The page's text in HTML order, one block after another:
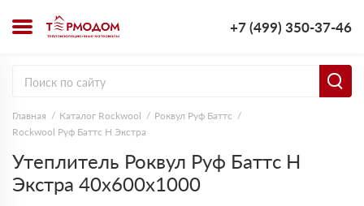
+7 (499) 350-37-46
Главная Каталог Rockwool
Роквул Руф Баттс
Rockwool Руф Баттс Н Экстра
Утеплитель Роквул Руф Баттс Н
Экстра 40х600х1000